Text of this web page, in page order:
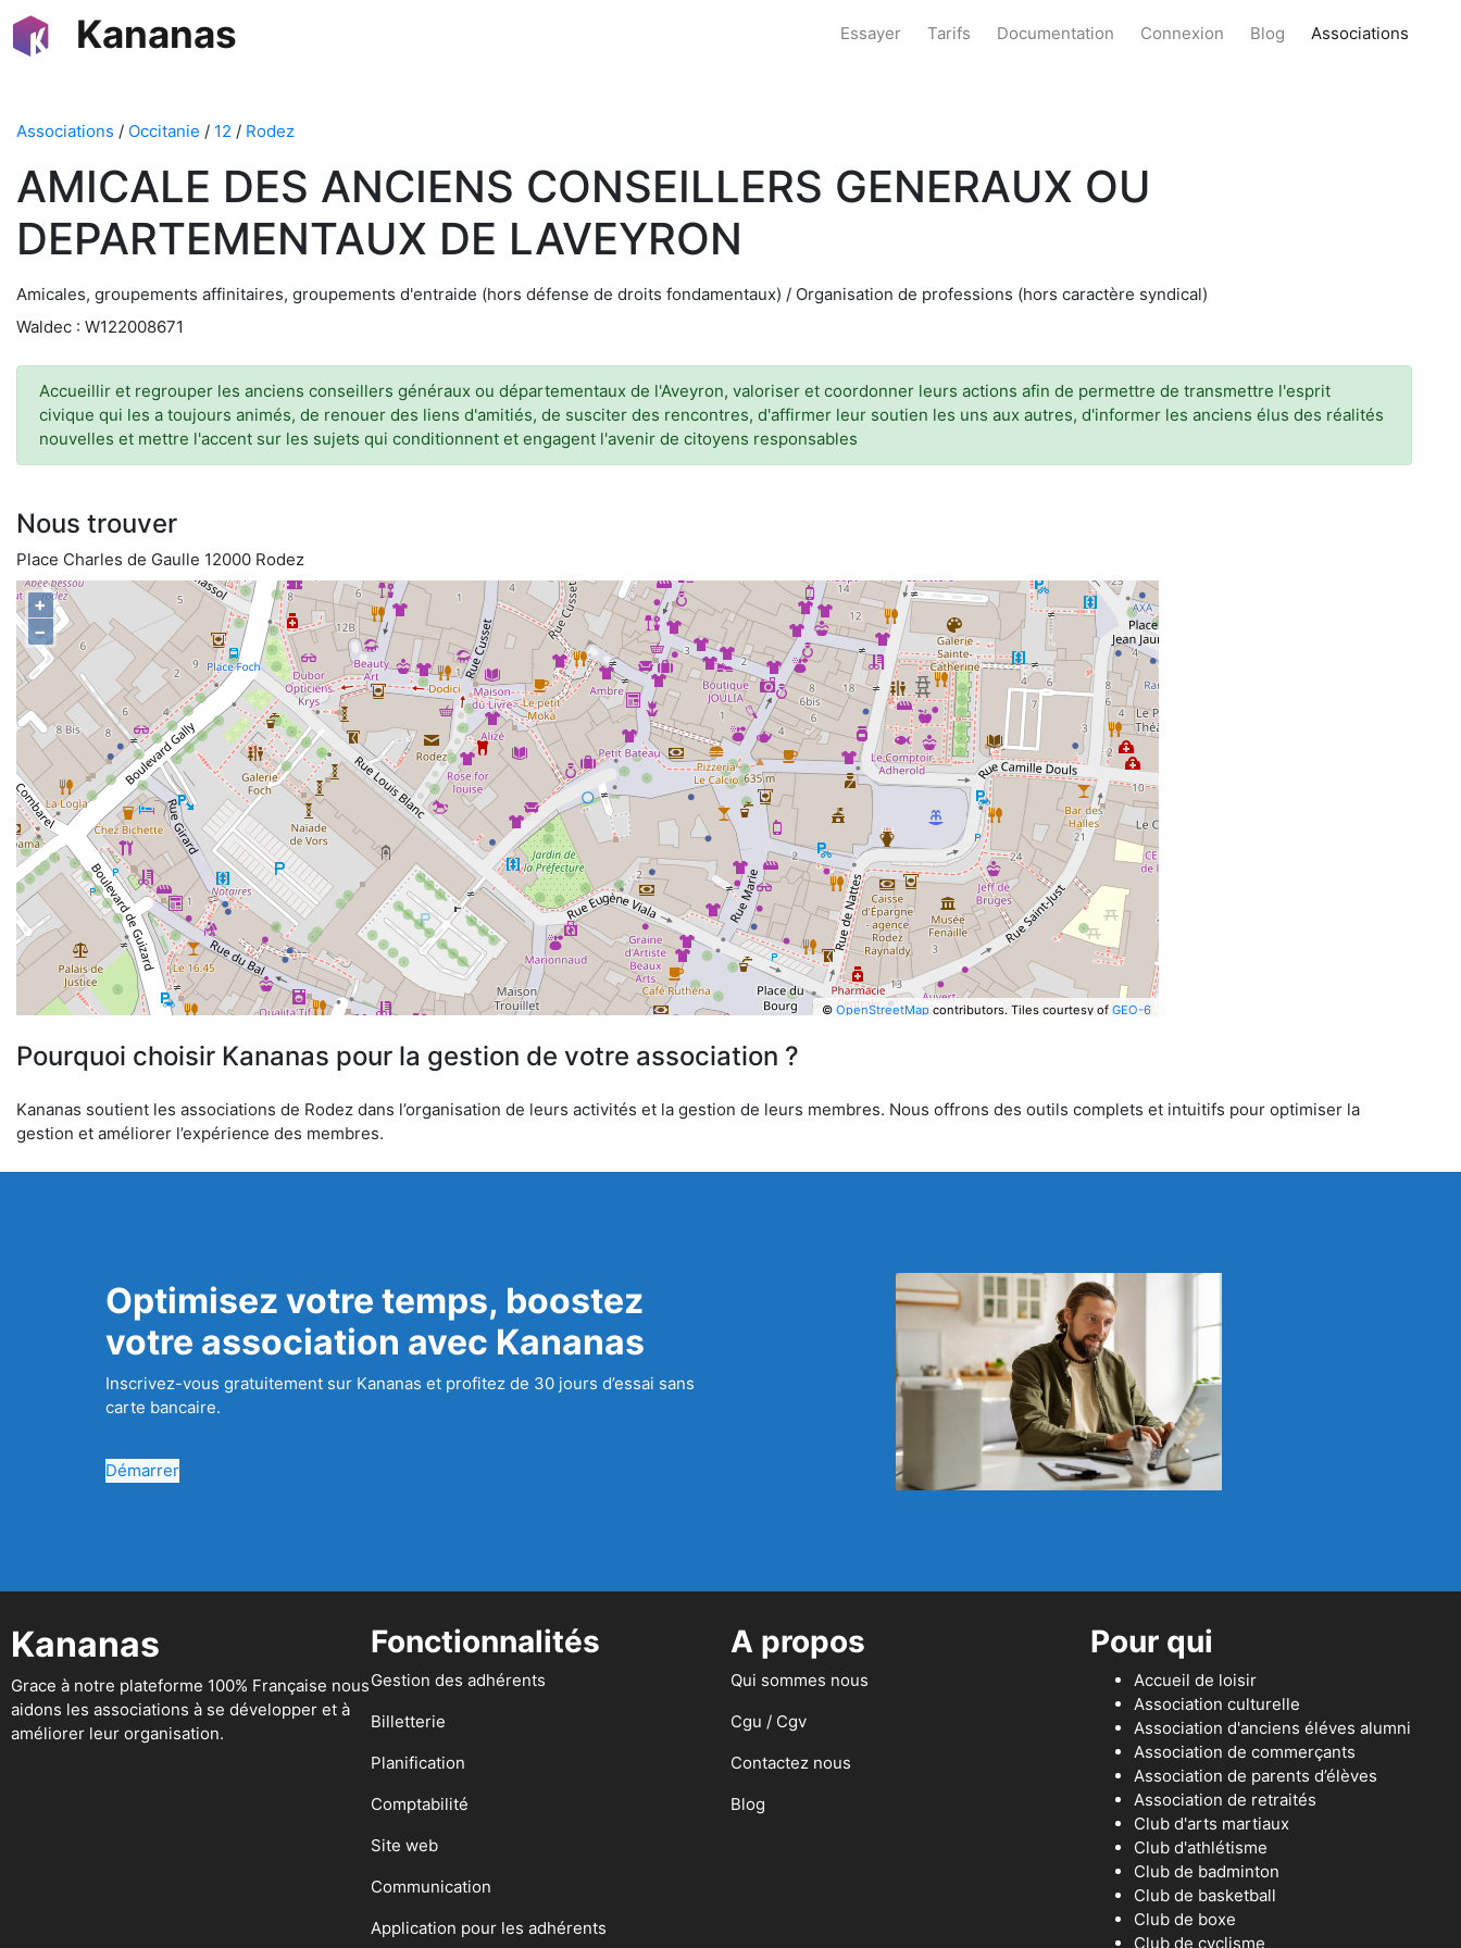
Kananas Essayer Tarifs Documentation Connexion Blog Associations
Associations / Occitanie / 12 / Rodez
AMICALE DES ANCIENS CONSEILLERS GENERAUX OU
DEPARTEMENTAUX DE LAVEYRON
Amicales, groupements affinitaires, groupements d'entraide (hors défense de droits fondamentaux) / Organisation de professions (hors caractère syndical)
Waldec : W122008671
Accueillir et regrouper les anciens conseillers généraux ou départementaux de l'Aveyron, valoriser et coordonner leurs actions afin de permettre de transmettre l'esprit
civique qui les a toujours animés, de renouer des liens d'amitiés, de susciter des rencontres, d'affirmer leur soutien les uns aux autres, d'informer les anciens élus des réalités
nouvelles et mettre l'accent sur les sujets qui conditionnent et engagent l'avenir de citoyens responsables
Nous trouver
Place Charles de Gaulle 12000 Rodez
+
−
© OpenStreetMapcontributors. Tiles courtesy of GEO-6
Pourquoi choisir Kananas pour la gestion de votre association ?
Kananas soutient les associations de Rodez dans l’organisation de leurs activités et la gestion de leurs membres. Nous offrons des outils complets et intuitifs pour optimiser la
gestion et améliorer l’expérience des membres.
Optimisez votre temps, boostez
votre association avec Kananas
Inscrivez-vous gratuitement sur Kananas et profitez de 30 jours d’essai sans
carte bancaire.
Démarrer
Kananas
Grace à notre plateforme 100% Française nous
aidons les associations à se développer et à
améliorer leur organisation.
Fonctionnalités
Gestion des adhérents
Billetterie
Planification
Comptabilité
Site web
Communication
Application pour les adhérents
A propos
Qui sommes nous
Cgu / Cgv
Contactez nous
Blog
Pour qui
Accueil de loisir
Association culturelle
Association d'anciens éléves alumni
Association de commerçants
Association de parents d’élèves
Association de retraités
Club d'arts martiaux
Club d'athlétisme
Club de badminton
Club de basketball
Club de boxe
Club de cyclisme